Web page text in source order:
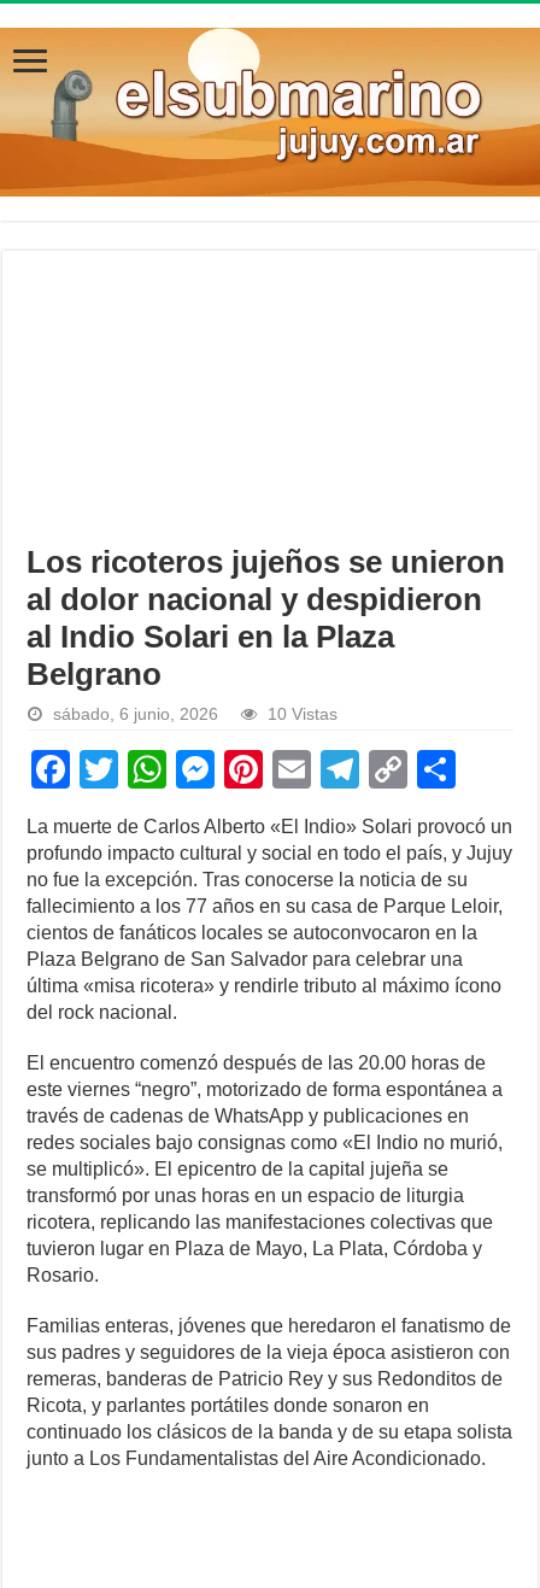
Los ricoteros jujeños se unieron
al dolor nacional y despidieron
al Indio Solari en la Plaza
Belgrano
sábado, 6 junio, 2026 10 Vistas
F
c
e
b
o
o
T
wi
tt
er
W
h
at
s
A
p
p
M
e
ss
e
n
g
er
Pi
nt
er
e
st
E
m
ail
T
el
e
gr
a
m
C
o
p
y
Li
n
k
ar
e
La muerte de Carlos Alberto «El Indio» Solari provocó un
profundo impacto cultural y social en todo el país, y Jujuy
no fue la excepción. Tras conocerse la noticia de su
fallecimiento a los 77 años en su casa de Parque Leloir,
cientos de fanáticos locales se autoconvocaron en la
Plaza Belgrano de San Salvador para celebrar una
última «misa ricotera» y rendirle tributo al máximo ícono
del rock nacional.
El encuentro comenzó después de las 20.00 horas de
este viernes “negro”, motorizado de forma espontánea a
través de cadenas de WhatsApp y publicaciones en
redes sociales bajo consignas como «El Indio no murió,
se multiplicó». El epicentro de la capital jujeña se
transformó por unas horas en un espacio de liturgia
ricotera, replicando las manifestaciones colectivas que
tuvieron lugar en Plaza de Mayo, La Plata, Córdoba y
Rosario.
Familias enteras, jóvenes que heredaron el fanatismo de
sus padres y seguidores de la vieja época asistieron con
remeras, banderas de Patricio Rey y sus Redonditos de
Ricota, y parlantes portátiles donde sonaron en
continuado los clásicos de la banda y de su etapa solista
junto a Los Fundamentalistas del Aire Acondicionado.